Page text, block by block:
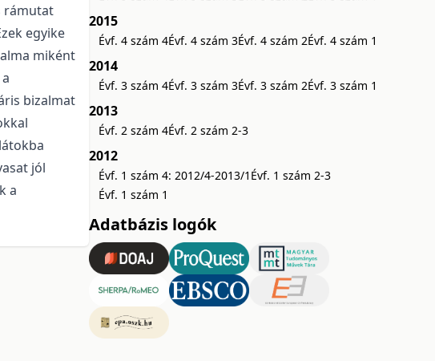
rámutat
egyike
miként
bizalmat
jól
a
2015
Évf. 4 szám 4Évf. 4 szám 3Évf. 4 szám 2Évf. 4 szám 1
2014
Évf. 3 szám 4Évf. 3 szám 3Évf. 3 szám 2Évf. 3 szám 1
2013
Évf. 2 szám 4Évf. 2 szám 2-3
2012
Évf. 1 szám 4: 2012/4-2013/1 Évf. 1 szám 2-3
Évf. 1 szám 1
Adatbázis logók